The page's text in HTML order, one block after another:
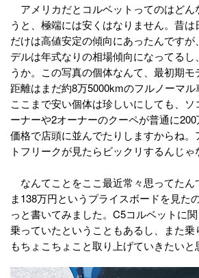
アメリカだとコルベットってのはどん
うと、極端には安くはなりません。昔は
だけは高値安定の傾向にあったんです
デルは年式なりの相場傾向になってる
うか。この写真の個体なんて、最初期
距離はまだ約8万5000kmのフルノーマル
ここまで安い個体は珍しいにしても、
ーナーや2オーナーのクーペが普通に
価格で店頭に並んでたりしますからね。
トフリークが見たらビックリするんじゃ
なんてことをここ最近常々思ってたん
ま138万円というプライスボードを見た
っと書いてみました。C5コルベットに
乗っていたということもあるし、また乗
もちょこちょこと取り上げていきたいと